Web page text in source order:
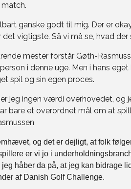
ganske godt til mig. Der er
vigtigste. Så vi må se, hvad der
mester forstår Gøth-
i denne uge. Men i hans
spil og sin egen proces.
jeg ingen værdi overhovedet, og
bare et overordnet mål om at
og det er dejligt, at folk
er vi jo i
håber da på, at jeg kan bidrage
af Danish Golf Challenge.